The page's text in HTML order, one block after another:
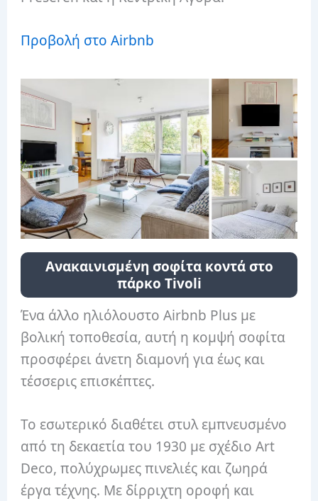
Προβολή στο Airbnb
Ανακαινισμένη σοφίτα κοντά στο
πάρκο Tivoli
Ένα άλλο ηλιόλουστο Airbnb Plus με
βολική τοποθεσία, αυτή η κομψή σοφίτα
προσφέρει άνετη διαμονή για έως και
τέσσερις επισκέπτες.
Το εσωτερικό διαθέτει στυλ εμπνευσμένο
από τη δεκαετία του 1930 με σχέδιο Art
Deco, πολύχρωμες πινελιές και ζωηρά
έργα τέχνης. Με δίρριχτη οροφή και